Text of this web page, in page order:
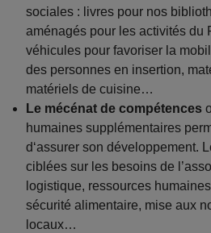
sociales : livres pour nos
aménagés pour les activités du
véhicules pour favoriser la
des personnes en insertion,
matériels de cuisine…
Le mécénat de compétences
humaines supplémentaires
d‘assurer son développement.
ciblées sur les besoins de
logistique, ressources
sécurité alimentaire, mise aux
locaux…